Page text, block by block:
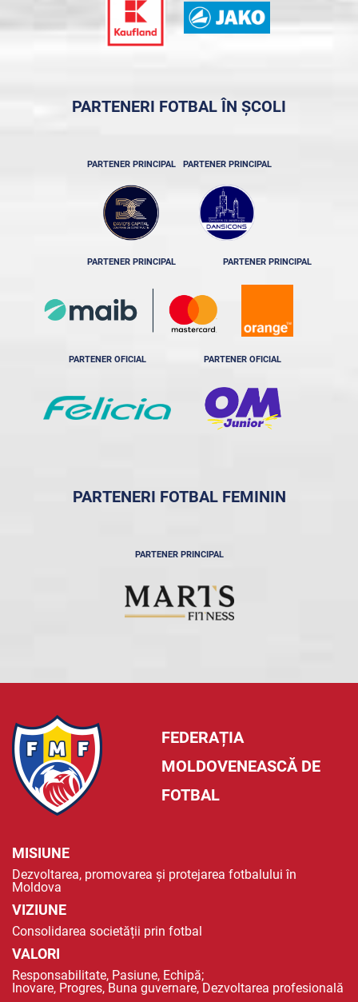
PARTENERI FOTBAL ÎN ȘCOLI
PARTENER PRINCIPAL PARTENER PRINCIPAL
PARTENER PRINCIPAL PARTENER PRINCIPAL
PARTENER OFICIAL PARTENER OFICIAL
PARTENERI FOTBAL FEMININ
PARTENER PRINCIPAL
FEDERAȚIA
MOLDOVENEASCĂ DE
FOTBAL
MISIUNE
Dezvoltarea, promovarea și protejarea fotbalului în
Moldova
VIZIUNE
Consolidarea societății prin fotbal
VALORI
Responsabilitate, Pasiune, Echipă;
Inovare, Progres, Buna guvernare, Dezvoltarea profesională